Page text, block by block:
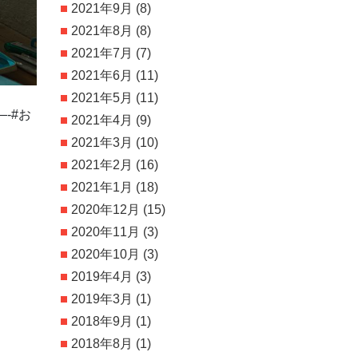
#お
2021年9月 (8)
2021年8月 (8)
2021年7月 (7)
2021年6月 (11)
2021年5月 (11)
2021年4月 (9)
2021年3月 (10)
2021年2月 (16)
2021年1月 (18)
2020年12月 (15)
2020年11月 (3)
2020年10月 (3)
2019年4月 (3)
2019年3月 (1)
2018年9月 (1)
2018年8月 (1)